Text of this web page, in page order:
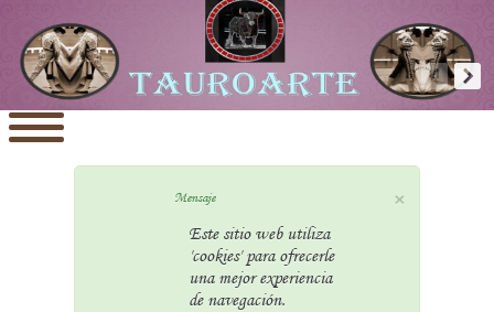
×
Mensaje
Este sitio web utiliza
'cookies' para ofrecerle
una mejor experiencia
de navegación.